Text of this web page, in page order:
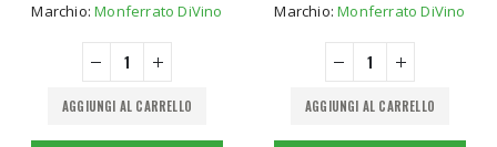
Marchio:Monferrato DiVino
AGGIUNGI AL CARRELLO
Marchio:Monferrato DiVino
AGGIUNGI AL CARRELLO